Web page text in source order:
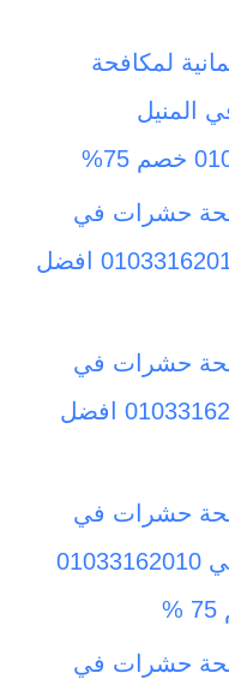
لمكافحة
المنيل
75%
حشرات في
القطامية 01033162010 افضل
حشرات في
الجيزة 01033162010 افضل
حشرات في
جمعية عرابي 01033162010
حشرات في